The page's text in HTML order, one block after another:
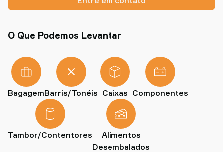
O Que Podemos Levantar
BagagemBarris/Tonéis Caixas Componentes
Tambor/Contentores
Alimentos
Desembalados